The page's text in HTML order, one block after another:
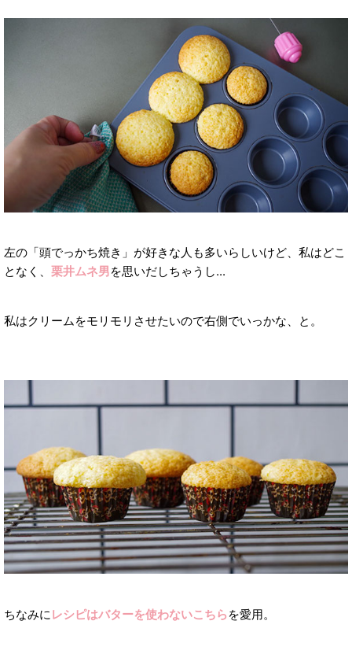
左の「頭でっかち焼き」が好きな人も多いらしいけど、私はどこ
となく、 栗井ムネ男を思いだしちゃうし...
私はクリームをモリモリさせたいので右側でいっかな、と。
ちなみに レシピはバターを使わないこちら を愛用。